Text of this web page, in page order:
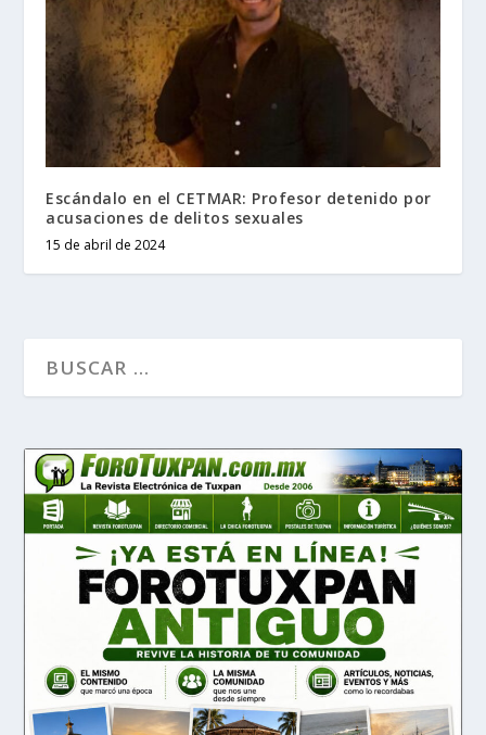
Escándalo en el CETMAR: Profesor detenido por
acusaciones de delitos sexuales
15 de abril de 2024